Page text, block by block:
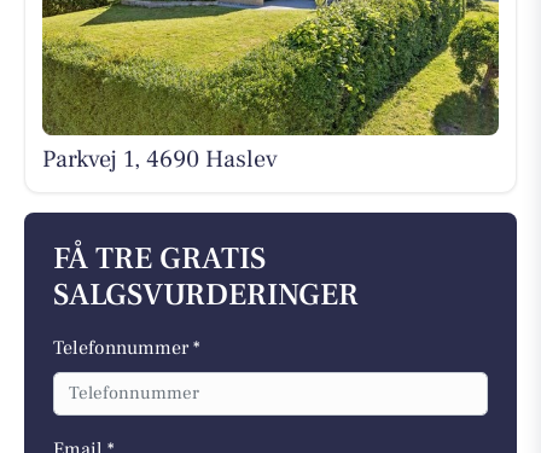
Parkvej 1, 4690 Haslev
FÅ TRE GRATIS
SALGSVURDERINGER
Telefonnummer *